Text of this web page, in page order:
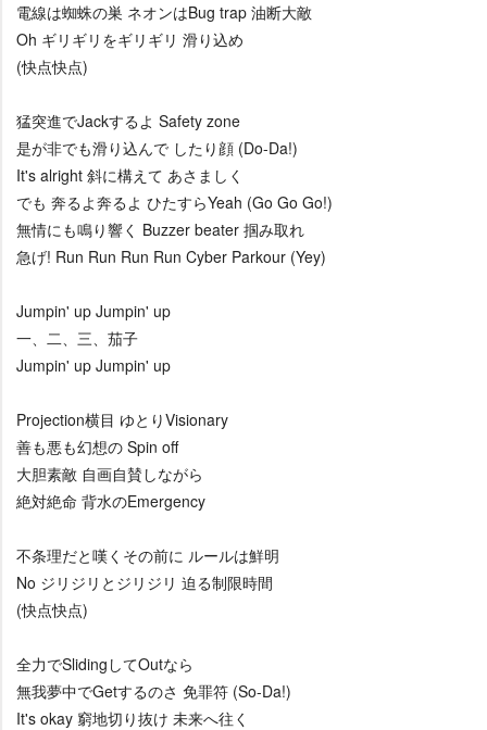
電線は蜘蛛の巣 ネオンはBug trap 油断大敵
Oh ギリギリをギリギリ 滑り込め
(快点快点)
猛突進でJackするよ Safety zone
是が非でも滑り込んで したり顔 (Do-Da!)
It's alright 斜に構えて あさましく
でも 奔るよ奔るよ ひたすらYeah (Go Go Go!)
無情にも鳴り響く Buzzer beater 掴み取れ
急げ! Run Run Run Run Cyber Parkour (Yey)
Jumpin' up Jumpin' up
一、二、三、茄子
Jumpin' up Jumpin' up
Projection横目 ゆとりVisionary
善も悪も幻想の Spin off
大胆素敵 自画自賛しながら
絶対絶命 背水のEmergency
不条理だと嘆くその前に ルールは鮮明
No ジリジリとジリジリ 迫る制限時間
(快点快点)
全力でSlidingしてOutなら
無我夢中でGetするのさ 免罪符 (So-Da!)
It's okay 窮地切り抜け 未来へ往く